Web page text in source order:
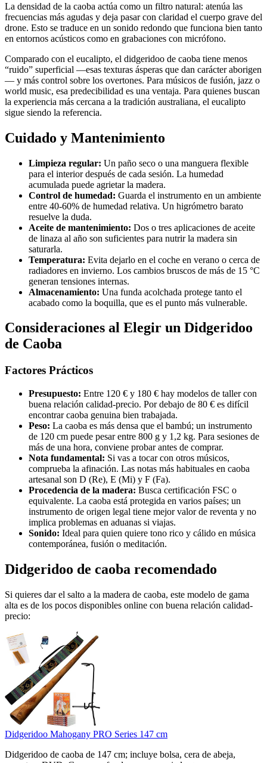
La densidad de la caoba actúa como un filtro natural: atenúa las
frecuencias más agudas y deja pasar con claridad el cuerpo grave del
drone. Esto se traduce en un sonido redondo que funciona bien tanto
en entornos acústicos como en grabaciones con micrófono.
Comparado con el eucalipto, el didgeridoo de caoba tiene menos
“ruido” superficial —esas texturas ásperas que dan carácter aborigen
— y más control sobre los overtones. Para músicos de fusión, jazz o
world music, esa predecibilidad es una ventaja. Para quienes buscan
la experiencia más cercana a la tradición australiana, el eucalipto
sigue siendo la referencia.
Cuidado y Mantenimiento
Limpieza regular: Un paño seco o una manguera flexible
para el interior después de cada sesión. La humedad
acumulada puede agrietar la madera.
Control de humedad: Guarda el instrumento en un ambiente
entre 40-60% de humedad relativa. Un higrómetro barato
resuelve la duda.
Aceite de mantenimiento: Dos o tres aplicaciones de aceite
de linaza al año son suficientes para nutrir la madera sin
saturarla.
Temperatura: Evita dejarlo en el coche en verano o cerca de
radiadores en invierno. Los cambios bruscos de más de 15 °C
generan tensiones internas.
Almacenamiento: Una funda acolchada protege tanto el
acabado como la boquilla, que es el punto más vulnerable.
Consideraciones al Elegir un Didgeridoo
de Caoba
Factores Prácticos
Presupuesto: Entre 120 € y 180 € hay modelos de taller con
buena relación calidad-precio. Por debajo de 80 € es difícil
encontrar caoba genuina bien trabajada.
Peso: La caoba es más densa que el bambú; un instrumento
de 120 cm puede pesar entre 800 g y 1,2 kg. Para sesiones de
más de una hora, conviene probar antes de comprar.
Nota fundamental: Si vas a tocar con otros músicos,
comprueba la afinación. Las notas más habituales en caoba
artesanal son D (Re), E (Mi) y F (Fa).
Procedencia de la madera: Busca certificación FSC o
equivalente. La caoba está protegida en varios países; un
instrumento de origen legal tiene mejor valor de reventa y no
implica problemas en aduanas si viajas.
Sonido: Ideal para quien quiere tono rico y cálido en música
contemporánea, fusión o meditación.
Didgeridoo de caoba recomendado
Si quieres dar el salto a la madera de caoba, este modelo de gama
alta es de los pocos disponibles online con buena relación calidad-
precio:
Didgeridoo Mahogany PRO Series 147 cm
Didgeridoo de caoba de 147 cm; incluye bolsa, cera de abeja,